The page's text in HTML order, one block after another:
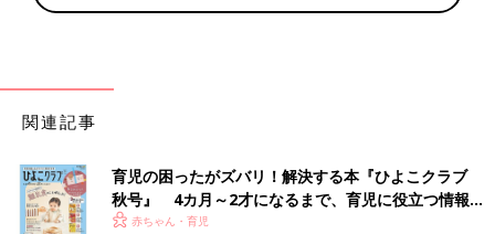
関連記事
育児の困ったがズバリ！解決する本『ひよこクラブ
秋号』 4カ月～2才になるまで、育児に役立つ情報が
いっぱい！
赤ちゃん・育児